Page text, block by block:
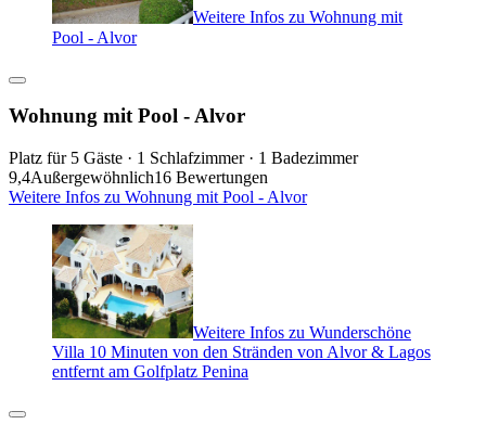
Weitere Infos zu Wohnung mit
Pool - Alvor
Wohnung mit Pool - Alvor
Platz für 5 Gäste · 1 Schlafzimmer · 1 Badezimmer
9,4Außergewöhnlich16 Bewertungen
Weitere Infos zu Wohnung mit Pool - Alvor
Weitere Infos zu Wunderschöne
Villa 10 Minuten von den Stränden von Alvor & Lagos
entfernt am Golfplatz Penina